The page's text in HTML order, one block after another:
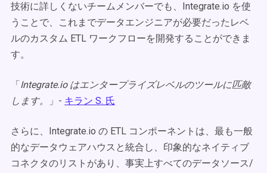
技術に詳しくないチームメンバーでも、Integrate.io を使
うことで、これまでデータエンジニアが必要だったレベ
ルのカスタム ETL ワークフローを開発することができま
す。
「Integrate.io はエンタープライズレベルのツールに匹敵
します。
」- キラン S. 氏
さらに、Integrate.io の ETL コンポーネントは、最も一般
的なデータウェアハウスと統合し、印象的なネイティブ
コネクタのリストがあり、事実上すべてのデータソース/